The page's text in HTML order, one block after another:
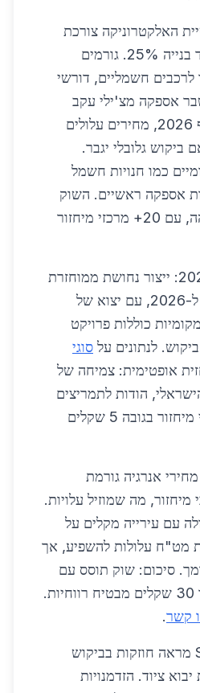
האלקטרוניקה צורכת
35% מהנחושת, בעוד בנייה 25%. גורמים
לרכבים חשמליים, דורשי
אספקה מצ'ילי עקב
בצורת. תחזית: עד סוף 2026, מחירים עלולים
אם ביקוש גלובלי יגבר.
כמו חנויות חשמל
אספקה ראשיים. השוק
מתאפיין בתחרות גבוהה, עם 20+ מרכזי מיחזור
נתונים סטטיסטיים 2026: ייצור נחושת ממוחזרת
עלה ב-8% בהשוואה ל-2026, עם יצוא של
מקומיות כוללות פרויקט
לנתונים על סוגי
אופטימית: צמיחה של
הישראלי, הודות לתמריצים
ממשלתיים כמו מענקי מיחזור בגובה 5 שקלים
אנרגיה גורמת
מיחזור, מה שמוזיל עלויות.
עם עירייה מקלים על
מט"ח עלולות להשפיע, אך
יציב ב-2026 תומך. סיכום: שוק תוסס עם
הזדמנויות רבות, מחיר 30 שקלים מבטיח רווחיות.
קשר.
הרחבה: ניתוח SWOT מראה חוזקות בביקוש
ציוד. הזדמנויות